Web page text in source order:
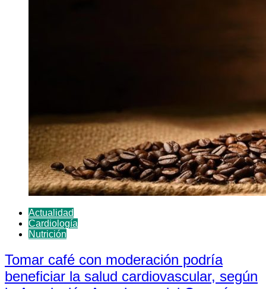
Actualidad
Cardiología
Nutrición
Tomar café con moderación podría
beneficiar la salud cardiovascular, según